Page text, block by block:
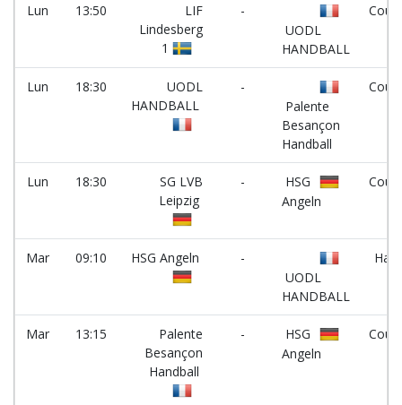
Lun 13:50
LIF
Lindesberg
1
-
UODL
HANDBALL
Lun 18:30
UODL
HANDBALL
-
Palente
Besançon
Handball
Lun 18:30
SG LVB
Leipzig
-
HSG
Angeln
Mar 09:10 HSG Angeln
-
UODL
HANDBALL
Hall
Mar 13:15
Palente
Besançon
Handball
-
HSG
Angeln